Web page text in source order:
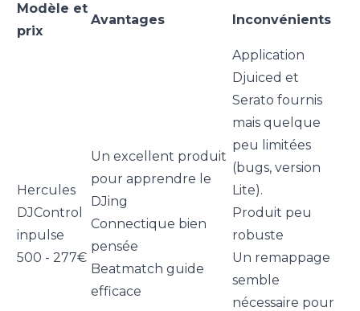
Modèle et
prix
Avantages Inconvénients
Hercules
DJControl
inpulse
500 - 277€
Un excellent produit
pour apprendre le
DJing
Connectique bien
pensée
Beatmatch guide
efficace
Application
Djuiced et
Serato fournis
mais quelque
peu limitées
(bugs, version
Lite).
Produit peu
robuste
Un remappage
semble
nécessaire pour